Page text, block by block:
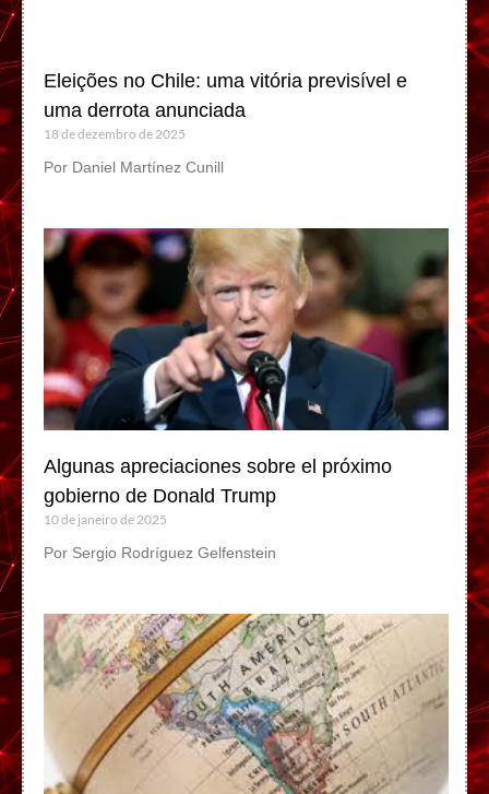
Eleições no Chile: uma vitória previsível e
uma derrota anunciada
18 de dezembro de 2025
Por Daniel Martínez Cunill
Algunas apreciaciones sobre el próximo
gobierno de Donald Trump
10 de janeiro de 2025
Por Sergio Rodríguez Gelfenstein